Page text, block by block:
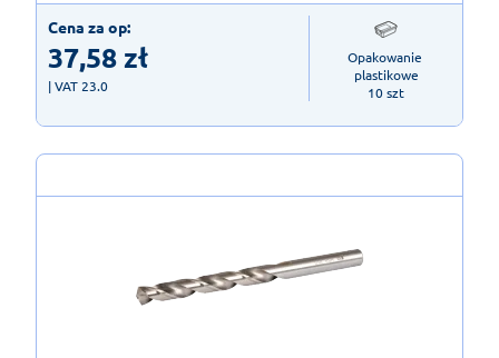
Cena za op:
37,58zł
| VAT 23.0
Opakowanie
plastikowe
10 szt